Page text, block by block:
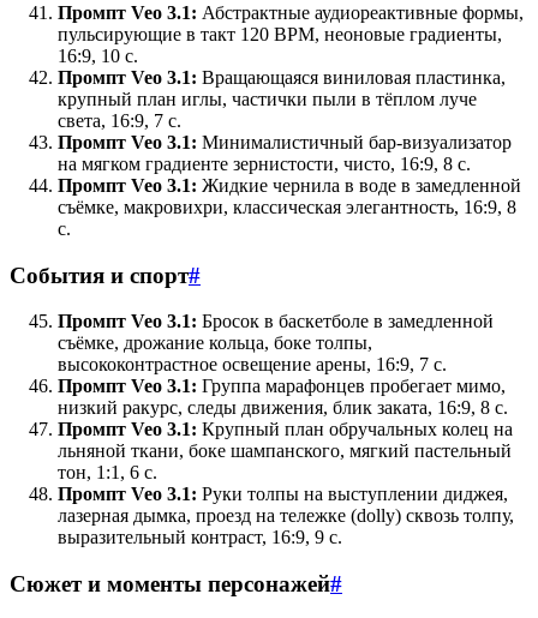
Промпт Veo 3.1: Абстрактные аудиореактивные формы,
пульсирующие в такт 120 BPM, неоновые градиенты,
16:9, 10 с.
Промпт Veo 3.1: Вращающаяся виниловая пластинка,
крупный план иглы, частички пыли в тёплом луче
света, 16:9, 7 с.
Промпт Veo 3.1: Минималистичный бар-визуализатор
на мягком градиенте зернистости, чисто, 16:9, 8 с.
Промпт Veo 3.1: Жидкие чернила в воде в замедленной
съёмке, макровихри, классическая элегантность, 16:9, 8
с.
События и спорт#
Промпт Veo 3.1: Бросок в баскетболе в замедленной
съёмке, дрожание кольца, боке толпы,
высококонтрастное освещение арены, 16:9, 7 с.
Промпт Veo 3.1: Группа марафонцев пробегает мимо,
низкий ракурс, следы движения, блик заката, 16:9, 8 с.
Промпт Veo 3.1: Крупный план обручальных колец на
льняной ткани, боке шампанского, мягкий пастельный
тон, 1:1, 6 с.
Промпт Veo 3.1: Руки толпы на выступлении диджея,
лазерная дымка, проезд на тележке (dolly) сквозь толпу,
выразительный контраст, 16:9, 9 с.
Сюжет и моменты персонажей#